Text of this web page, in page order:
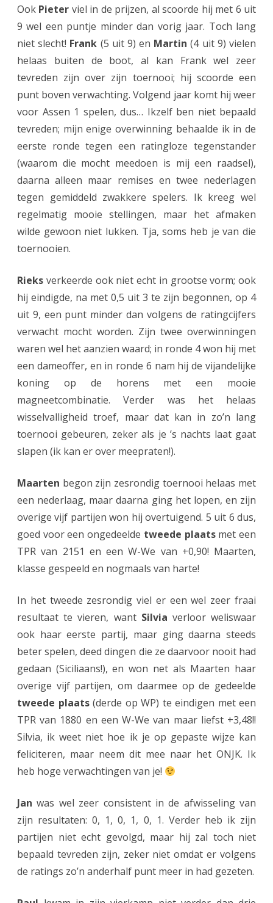
s
s
a
r
e
n
i
n
O
K
Ook Pieter viel in de prijzen, al scoorde hij met 6 uit
9 wel een puntje minder dan vorig jaar. Toch lang
niet slecht! Frank (5 uit 9) en Martin (4 uit 9) vielen
helaas buiten de boot, al kan Frank wel zeer
tevreden zijn over zijn toernooi; hij scoorde een
punt boven verwachting. Volgend jaar komt hij weer
voor Assen 1 spelen, dus… Ikzelf ben niet bepaald
tevreden; mijn enige overwinning behaalde ik in de
eerste ronde tegen een ratingloze tegenstander
(waarom die mocht meedoen is mij een raadsel),
daarna alleen maar remises en twee nederlagen
tegen gemiddeld zwakkere spelers. Ik kreeg wel
regelmatig mooie stellingen, maar het afmaken
wilde gewoon niet lukken. Tja, soms heb je van die
toernooien.
Rieks verkeerde ook niet echt in grootse vorm; ook
hij eindigde, na met 0,5 uit 3 te zijn begonnen, op 4
uit 9, een punt minder dan volgens de ratingcijfers
verwacht mocht worden. Zijn twee overwinningen
waren wel het aanzien waard; in ronde 4 won hij met
een dameoffer, en in ronde 6 nam hij de vijandelijke
koning op de horens met een mooie
magneetcombinatie. Verder was het helaas
wisselvalligheid troef, maar dat kan in zo’n lang
toernooi gebeuren, zeker als je ’s nachts laat gaat
slapen (ik kan er over meepraten!).
Maarten begon zijn zesrondig toernooi helaas met
een nederlaag, maar daarna ging het lopen, en zijn
overige vijf partijen won hij overtuigend. 5 uit 6 dus,
goed voor een ongedeelde tweede plaatsmet een
TPR van 2151 en een W-We van +0,90! Maarten,
klasse gespeeld en nogmaals van harte!
In het tweede zesrondig viel er een wel zeer fraai
resultaat te vieren, want Silvia verloor weliswaar
ook haar eerste partij, maar ging daarna steeds
beter spelen, deed dingen die ze daarvoor nooit had
gedaan (Siciliaans!), en won net als Maarten haar
overige vijf partijen, om daarmee op de gedeelde
tweede plaats(derde op WP) te eindigen met een
TPR van 1880 en een W-We van maar liefst +3,48!!
Silvia, ik weet niet hoe ik je op gepaste wijze kan
feliciteren, maar neem dit mee naar het ONJK. Ik
heb hoge verwachtingen van je!
Jan was wel zeer consistent in de afwisseling van
zijn resultaten: 0, 1, 0, 1, 0, 1. Verder heb ik zijn
partijen niet echt gevolgd, maar hij zal toch niet
bepaald tevreden zijn, zeker niet omdat er volgens
de ratings zo’n anderhalf punt meer in had gezeten.